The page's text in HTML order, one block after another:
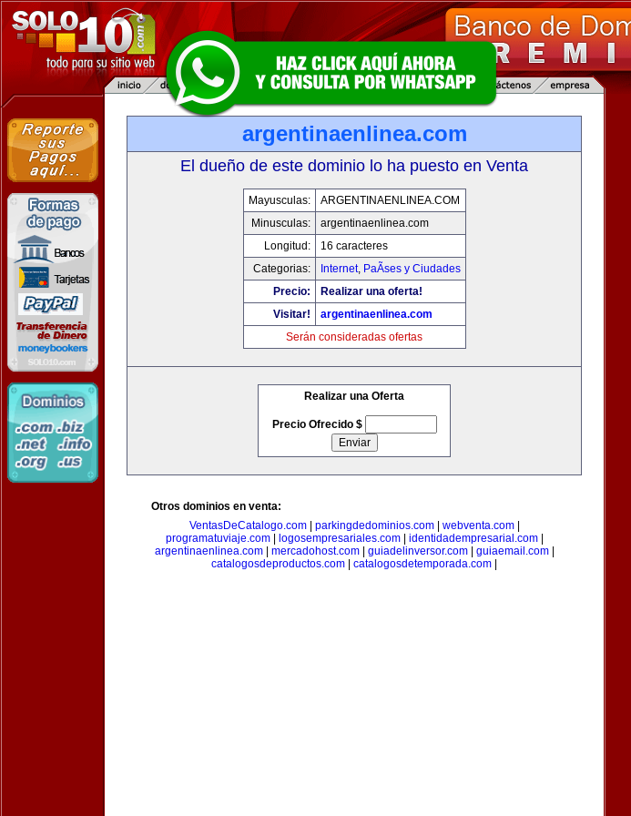
argentinaenlinea.com
El dueño de este dominio lo ha puesto en Venta
Mayusculas:
ARGENTINAENLINEA.COM
Minusculas:
argentinaenlinea.com
Longitud:
16 caracteres
Categorias:
Internet, PaÃ­ses y Ciudades
Precio:
Realizar una oferta!
Visitar!
argentinaenlinea.com
Serán consideradas ofertas
Realizar una Oferta
Precio Ofrecido $
Otros dominios en venta:
VentasDeCatalogo.com| parkingdedominios.com| webventa.com|
programatuviaje.com| logosempresariales.com| identidadempresarial.com|
argentinaenlinea.com| mercadohost.com| guiadelinversor.com| guiaemail.com|
catalogosdeproductos.com
catalogosdetemporada.com